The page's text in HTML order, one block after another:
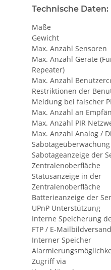
Technische Daten:
Maße
Gewicht
Max. Anzahl Sensoren
Max. Anzahl Geräte
Repeater)
Max. Anzahl
Restriktionen der
Meldung bei falscher
Max. Anzahl an
Max. Anzahl PIR
Max. Anzahl Analog /
Sabotageanzeige der
Zentralenoberfläche
Statusanzeige in der
Zentralenoberfläche
Batterieanzeige der
UPnP Unterstützung
Interne Speicherung
FTP / E-Mailbildversand
Interner Speicher
Zugriff via